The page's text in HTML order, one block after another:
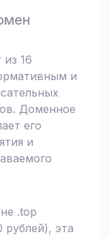
16
и
Доменное
его
и
.top
рублей), эта